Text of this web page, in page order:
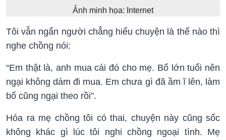
Ảnh minh họa: Internet
Tôi vẫn ngẩn người chẳng hiểu chuyện là thế nào thì
nghe chồng nói:
“Em thật là, anh mua cái đó cho mẹ. Bố lớn tuổi nên
ngại không dám đi mua. Em chưa gì đã ầm ĩ lên, làm
bố cũng ngại theo rồi”.
Hóa ra mẹ chồng tôi có thai, chuyện này cũng sốc
không khác gì lúc tôi nghi chồng ngoại tình. Mẹ